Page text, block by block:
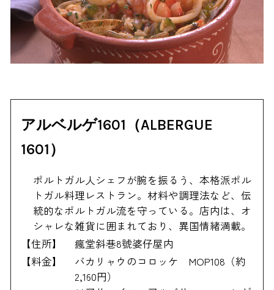
アルベルゲ1601（ALBERGUE
1601）
ポルトガル人シェフが腕を振るう、本格派ポル
トガル料理レストラン。材料や調理法など、伝
統的なポルトガル流を守っている。店内は、オ
シャレな雑貨に囲まれており、異国情緒満載。
【住所】
瘋堂斜巷8號婆仔屋内
【料金】
バカリャウのコロッケ MOP108（約
2,160円）